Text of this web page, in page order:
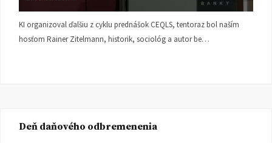
KI organizoval ďalšiu z cyklu prednášok CEQLS, tentoraz bol naším
hosťom Rainer Zitelmann, historik, sociológ a autor be…
Deň daňového odbremenenia